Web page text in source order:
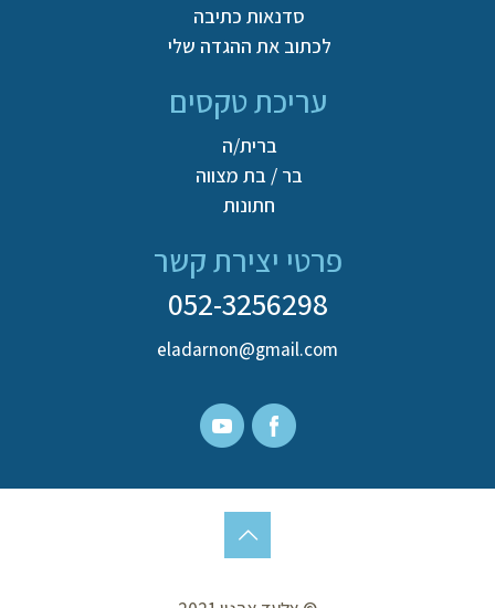
סדנאות כתיבה
לכתוב את ההגדה שלי
עריכת טקסים
ברית/ה
בר / בת מצווה
חתונות
פרטי יצירת קשר
052-3256298
eladarnon@gmail.com